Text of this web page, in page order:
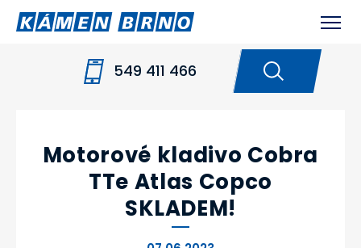
549 411 466
NOVINKY
MOTOROVÉ KLADIVO
Motorové kladivo Cobra
TTe Atlas Copco
SKLADEM!